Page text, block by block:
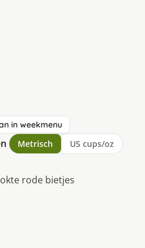
in weekmenu
Metrisch US cups/oz
rode bietjes